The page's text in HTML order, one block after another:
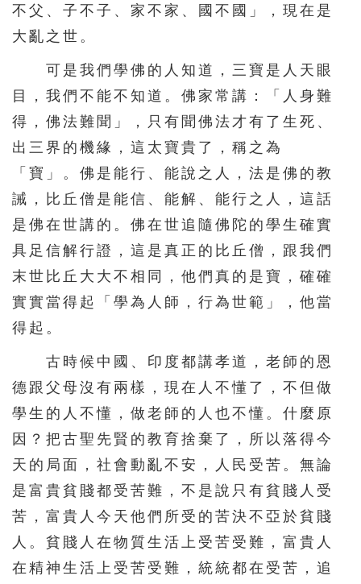
不父、子不子、家不家、國不國」，現在是
大亂之世。
可是我們學佛的人知道，三寶是人天眼
目，我們不能不知道。佛家常講：「人身難
得，佛法難聞」，只有聞佛法才有了生死、
出三界的機緣，這太寶貴了，稱之為
「寶」。佛是能行、能說之人，法是佛的教
誡，比丘僧是能信、能解、能行之人，這話
是佛在世講的。佛在世追隨佛陀的學生確實
具足信解行證，這是真正的比丘僧，跟我們
末世比丘大大不相同，他們真的是寶，確確
實實當得起「學為人師，行為世範」，他當
得起。
古時候中國、印度都講孝道，老師的恩
德跟父母沒有兩樣，現在人不懂了，不但做
學生的人不懂，做老師的人也不懂。什麼原
因？把古聖先賢的教育捨棄了，所以落得今
天的局面，社會動亂不安，人民受苦。無論
是富貴貧賤都受苦難，不是說只有貧賤人受
苦，富貴人今天他們所受的苦決不亞於貧賤
人。貧賤人在物質生活上受苦受難，富貴人
在精神生活上受苦受難，統統都在受苦，追